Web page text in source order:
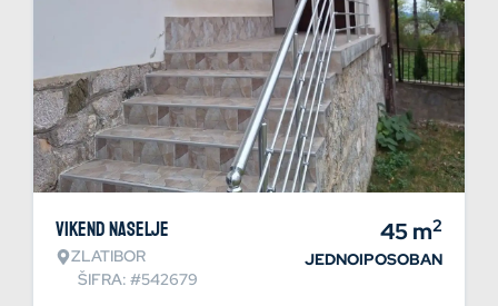
Vikend naselje
ZLATIBOR
ŠIFRA: #542679
45m2
JEDNOIPOSOBAN